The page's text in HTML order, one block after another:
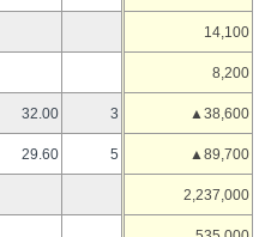
14,100
8,200
32.00 3 ▲38,600
29.60 5 ▲89,700
2,237,000